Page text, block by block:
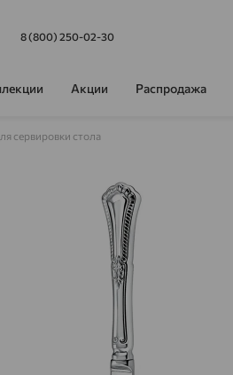
8 (800) 250-02-30
Акции Распродажа
сервировки стола